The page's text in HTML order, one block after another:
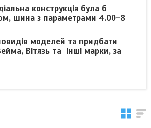
конструкція була б
шина з параметрами 4.00-8
моделей та придбати
Вітязь та інші марки, за